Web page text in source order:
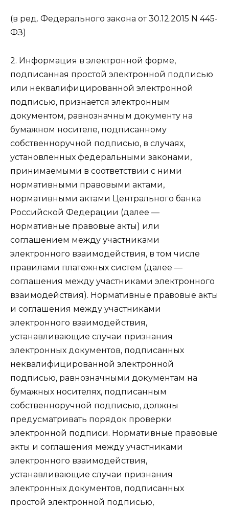
(в ред. Федерального закона от 30.12.2015 N 445-
ФЗ)
2. Информация в электронной форме,
подписанная простой электронной подписью
или неквалифицированной электронной
подписью, признается электронным
документом, равнозначным документу на
бумажном носителе, подписанному
собственноручной подписью, в случаях,
установленных федеральными законами,
принимаемыми в соответствии с ними
нормативными правовыми актами,
нормативными актами Центрального банка
Российской Федерации (далее —
нормативные правовые акты) или
соглашением между участниками
электронного взаимодействия, в том числе
правилами платежных систем (далее —
соглашения между участниками электронного
взаимодействия). Нормативные правовые акты
и соглашения между участниками
электронного взаимодействия,
устанавливающие случаи признания
электронных документов, подписанных
неквалифицированной электронной
подписью, равнозначными документам на
бумажных носителях, подписанным
собственноручной подписью, должны
предусматривать порядок проверки
электронной подписи. Нормативные правовые
акты и соглашения между участниками
электронного взаимодействия,
устанавливающие случаи признания
электронных документов, подписанных
простой электронной подписью,